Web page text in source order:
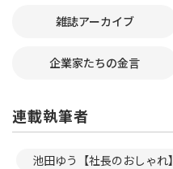
雑誌アーカイブ
企業家たちの金言
連載執筆者
池田ゆう【社長のおしゃれ】